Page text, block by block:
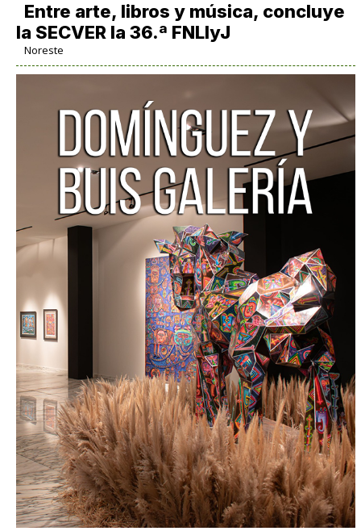
Entre arte, libros y música, concluye
la SECVER la 36.ª FNLIyJ
Noreste